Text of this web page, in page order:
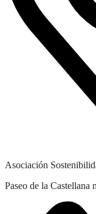
Asociación
Paseo de la Castellana